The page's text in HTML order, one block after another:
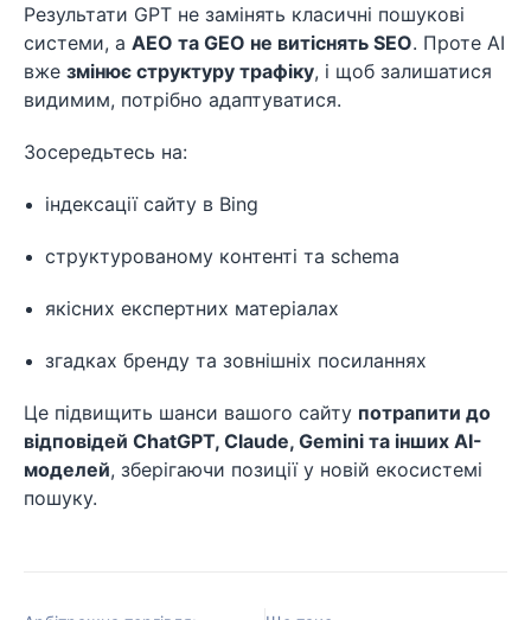
Результати GPT не замінять класичні пошукові
системи, а AEO та GEO не витіснять SEO. Проте AI
вже змінює структуру трафіку, і щоб залишатися
видимим, потрібно адаптуватися.
Зосередьтесь на:
індексації сайту в Bing
структурованому контенті та schema
якісних експертних матеріалах
згадках бренду та зовнішніх посиланнях
Це підвищить шанси вашого сайту потрапити до
відповідей ChatGPT, Claude, Gemini та інших AI-
моделей, зберігаючи позиції у новій екосистемі
пошуку.